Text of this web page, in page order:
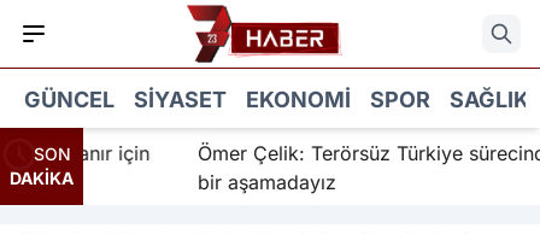
GÜNCEL SIYASET EKONOMI SPOR SAĞLIK
SON
DAKİKA
İnanır için
Ömer Çelik: Terörsüz Türkiye sürecinde
bir aşamadayız